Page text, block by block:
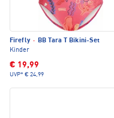
Firefly · BB Tara T Bikini-Set
Kinder
€ 19,99
UVP* € 24,99